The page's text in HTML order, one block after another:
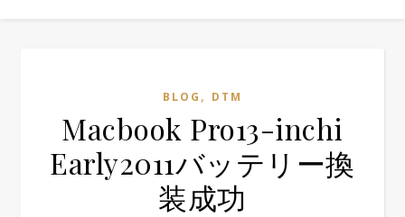
BLOG , DTM
Macbook Pro13-inchi
Early2011バッテリー換
装成功